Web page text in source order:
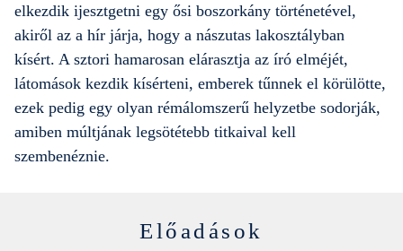
elkezdik ijesztgetni egy ősi boszorkány történetével,
akiről az a hír járja, hogy a nászutas lakosztályban
kísért. A sztori hamarosan elárasztja az író elméjét,
látomások kezdik kísérteni, emberek tűnnek el körülötte,
ezek pedig egy olyan rémálomszerű helyzetbe sodorják,
amiben múltjának legsötétebb titkaival kell
szembenéznie.
Előadások